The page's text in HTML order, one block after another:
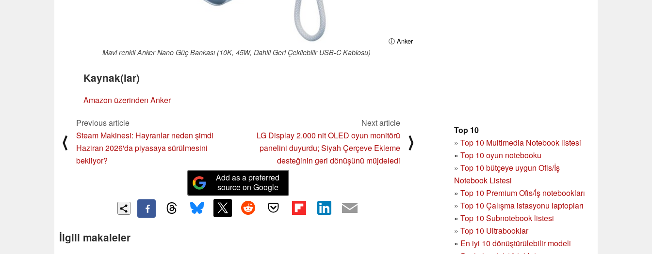
ⓘ Anker
Mavi renkli Anker Nano Güç Bankası (10K, 45W, Dahili Geri Çekilebilir USB-C Kablosu)
Kaynak(lar)
Amazon üzerinden Anker
Top 10
» Top 10 Multimedia Notebook listesi
» Top 10 oyun notebooku
» Top 10 bütçeye uygun Ofis/İş
Notebook Listesi
» Top 10 Premium Ofis/İş notebookları
» Top 10 Çalışma istasyonu laptopları
» Top 10 Subnotebook listesi
» Top 10 Ultrabooklar
» En iyi 10 dönüştürülebilir modeli
⟨
Previous article
Steam Makinesi: Hayranlar neden şimdi
Haziran 2026'da piyasaya sürülmesini
bekliyor?
Next article
LG Display 2.000 nit OLED oyun monitörü
panelini duyurdu; Siyah Çerçeve Ekleme
desteğinin geri dönüşünü müjdeledi
⟩
Add as a preferred
source on Google
İlgili makaleler